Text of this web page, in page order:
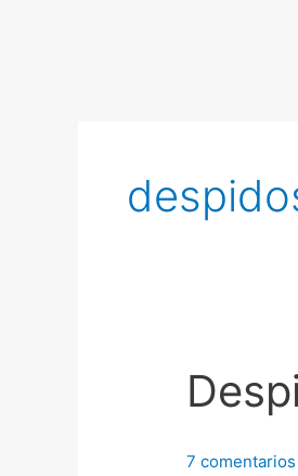
7 comentarios
Despidos
y
interna